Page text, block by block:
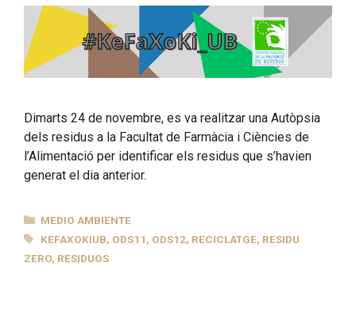
Dimarts 24 de novembre, es va realitzar una Autòpsia
dels residus a la Facultat de Farmàcia i Ciències de
l’Alimentació per identificar els residus que s’havien
generat el dia anterior.
CATEGORÍAS
MEDIO AMBIENTE
ETIQUETAS
KEFAXOKIUB, ODS11, ODS12, RECICLATGE, RESIDU
ZERO, RESIDUOS